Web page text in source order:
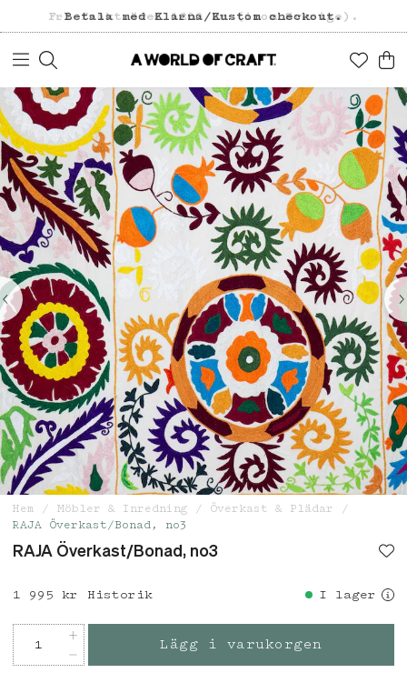
Fri frakt över 1200 kr (inom Sverige).
Betala med Klarna/Kustom checkout.
Hem Möbler & Inredning
Överkast & Plädar
RAJA Överkast/Bonad, no3
RAJA Överkast/Bonad, no3
Pris : 1 995 kr
1 995 kr Historik I lager
Lägg i varukorgen